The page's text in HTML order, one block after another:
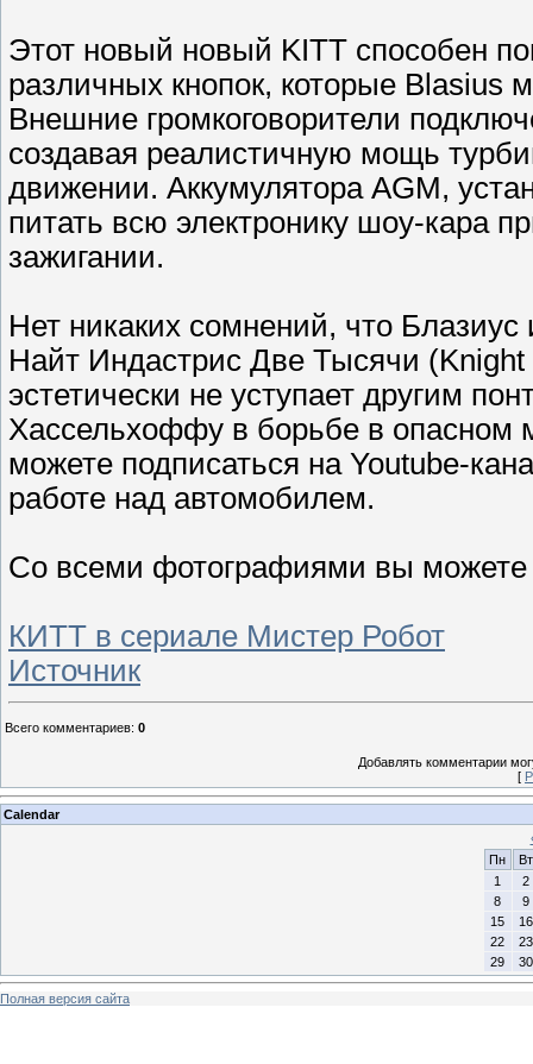
Этот новый новый KITT способен
различных кнопок, которые Blasius
Внешние громкоговорители
создавая реалистичную мощь
движении. Аккумулятора AGM,
питать всю электронику шоу-кара
зажигании.
Нет никаких сомнений, что
Найт Индастрис Две Тысячи
эстетически не уступает другим
Хассельхоффу в борьбе в опасном
можете подписаться на Youtube-
работе над автомобилем.
Со всеми фотографиями вы можете
КИТТ в сериале Мистер Робот
Источник
Всего комментариев: 0
Добавлять комментарии
[
Calendar
Пн
Вт
1
2
8
9
15
16
22
23
29
30
Полная версия сайта